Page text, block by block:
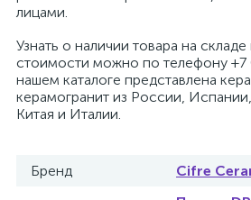
лицами.
Узнать о наличии товара на складе
стоимости можно по телефону +7
нашем каталоге представлена
керамогранит из России,
Китая и Италии.
Бренд Cifre